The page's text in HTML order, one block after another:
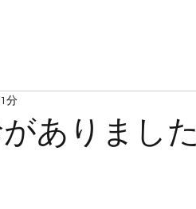
ありました
分